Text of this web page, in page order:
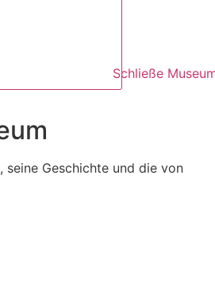
Schließe
seine Geschichte und die von